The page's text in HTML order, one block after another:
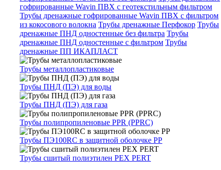
гофрированные Wavin ПВХ с геотекстильным фильтром
Трубы дренажные гофрированные Wavin ПВХ с фильтром
из кокосового волокна Трубы дренажные Перфокор Трубы
дренажные ПНД одностенные без фильтра Трубы
дренажные ПНД одностенные с фильтром Трубы
дренажные ПП ИКАПЛАСТ
Трубы металлопластиковые
Трубы ПНД (ПЭ) для воды
Трубы ПНД (ПЭ) для газа
Трубы полипропиленовые PPR (PPRC)
Трубы ПЭ100RC в защитной оболочке PP
Трубы сшитый полиэтилен PEX PERT